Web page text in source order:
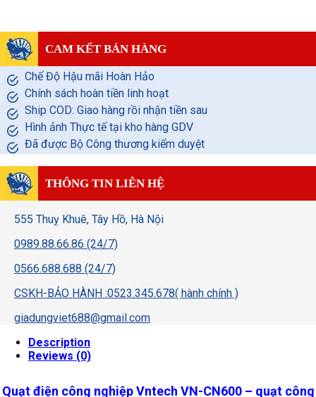
CAM KẾT BÁN HÀNG
Chế Độ Hậu mãi Hoàn Hảo
Chính sách hoàn tiền linh hoạt
Ship COD: Giao hàng rồi nhận tiền sau
Hình ảnh Thực tế tại kho hàng GDV
Đã được Bộ Công thương kiểm duyệt
THÔNG TIN LIÊN HỆ
555 Thuỵ Khuê, Tây Hồ, Hà Nội
0989.88.66.86 (24/7)
0566.688.688 (24/7)
CSKH-BẢO HÀNH :0523.345.678( hành chính )
giadungviet688@gmail.com
Description
Reviews (0)
Quạt điện công nghiệp Vntech VN-CN600 – quạt công